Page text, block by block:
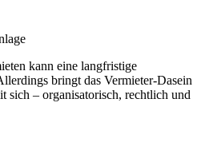
kann eine langfristige
bringt das Vermieter-Dasein
sich – organisatorisch, rechtlich und